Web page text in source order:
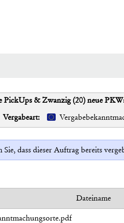
PickUps & Zwanzig (20) neue
Vergabeart:
Sie, dass dieser Auftrag bereits
Dateiname